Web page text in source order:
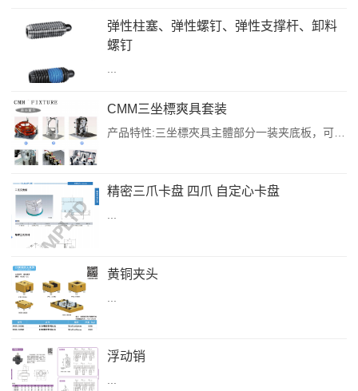
弹性柱塞、弹性螺钉、弹性支撑杆、卸料
螺钉
...
CMM三坐標爽具套装
精密三爪卡盘 四爪 自定心卡盘
...
黄铜夹头
浮动销
...